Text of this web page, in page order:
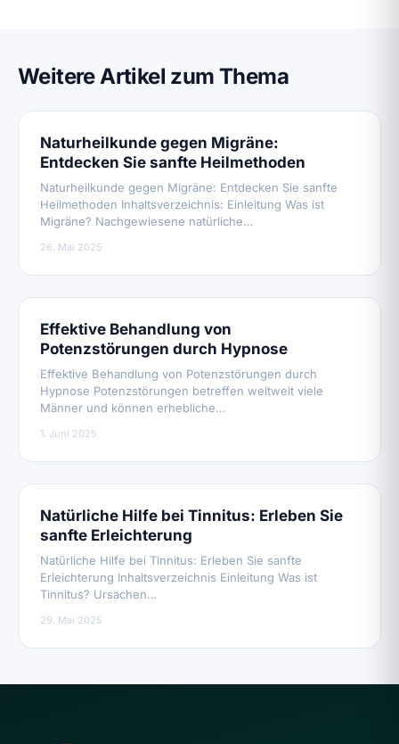
Weitere Artikel zum Thema
Naturheilkunde gegen Migräne:
Entdecken Sie sanfte Heilmethoden
Naturheilkunde gegen Migräne: Entdecken Sie sanfte
Heilmethoden Inhaltsverzeichnis: Einleitung Was ist
Migräne? Nachgewiesene natürliche…
26. Mai 2025
Effektive Behandlung von
Potenzstörungen durch Hypnose
Effektive Behandlung von Potenzstörungen durch
Hypnose Potenzstörungen betreffen weltweit viele
Männer und können erhebliche…
1. Juni 2025
Natürliche Hilfe bei Tinnitus: Erleben Sie
sanfte Erleichterung
Natürliche Hilfe bei Tinnitus: Erleben Sie sanfte
Erleichterung Inhaltsverzeichnis Einleitung Was ist
Tinnitus? Ursachen…
29. Mai 2025